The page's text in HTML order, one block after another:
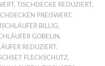
,TISCHDECKE REDUZIERT,
PREISWERT,
BILLIG,
GOBELIN,
REDUZIERT,
FLECKSCHUTZ,